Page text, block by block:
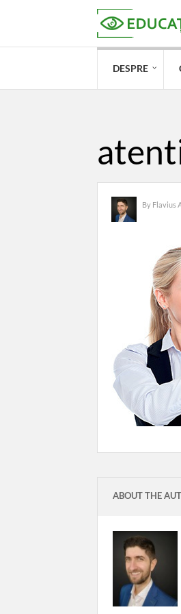
DESPRE
By Flavius
ABOUT THE